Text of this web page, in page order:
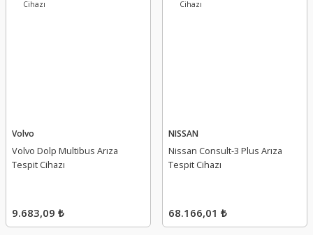
Volvo
Volvo Dolp Multibus Arıza
Tespit Cihazı
9.683,09 ₺
NISSAN
Nissan Consult-3 Plus Arıza
Tespit Cihazı
68.166,01 ₺